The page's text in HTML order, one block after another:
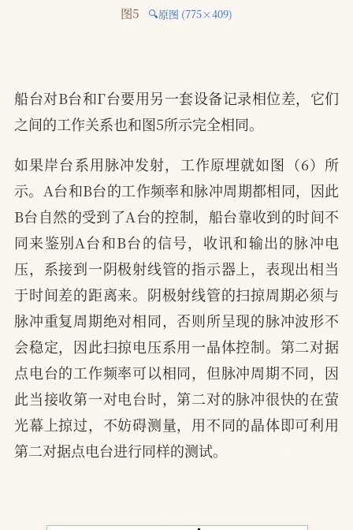
图5 🔍原图 (775×409)
船台对B台和Γ台要用另一套设备记录相位差，它们
之间的工作关系也和图5所示完全相同。
如果岸台系用脉冲发射，工作原埋就如图（6）所
示。A台和B台的工作频率和脉冲周期都相同，因此
B台自然的受到了A台的控制，船台靠收到的时间不
同来鉴别A台和B台的信号，收讯和输出的脉冲电
压，系接到一阴极射线管的指示器上，表现出相当
于时间差的距离来。阴极射线管的扫掠周期必须与
脉冲重复周期绝对相同，否则所呈现的脉冲波形不
会稳定，因此扫掠电压系用一晶体控制。第二对据
点电台的工作频率可以相同，但脉冲周期不同，因
此当接收第一对电台时，第二对的脉冲很快的在萤
光幕上掠过，不妨碍测量，用不同的晶体即可利用
第二对据点电台进行同样的测试。